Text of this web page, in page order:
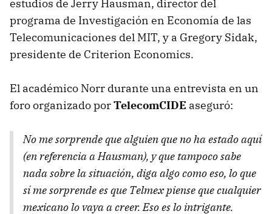
estudios de Jerry Hausman, director del
programa de Investigación en Economía de las
Telecomunicaciones del MIT, y a Gregory Sidak,
presidente de Criterion Economics.
El académico Norr durante una entrevista en un
foro organizado porTelecomCIDE aseguró:
No me sorprende que alguien que no ha estado aquí
(en referencia a Hausman), y que tampoco sabe
nada sobre la situación, diga algo como eso, lo que
sí me sorprende es que Telmex piense que cualquier
mexicano lo vaya a creer. Eso es lo intrigante.